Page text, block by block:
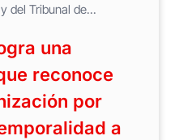
del Tribunal de...
una
reconoce
por
a